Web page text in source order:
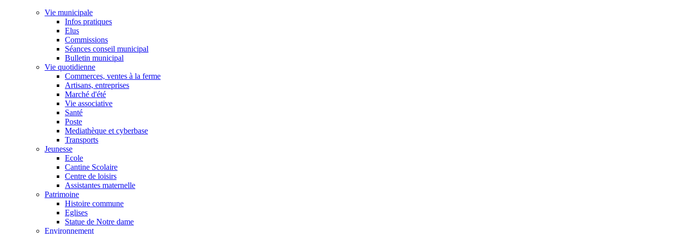
Vie municipale
Infos pratiques
Elus
Commissions
Séances conseil municipal
Bulletin municipal
Vie quotidienne
Commerces, ventes à la ferme
Artisans, entreprises
Marché d'été
Vie associative
Santé
Poste
Mediathèque et cyberbase
Transports
Jeunesse
Ecole
Cantine Scolaire
Centre de loisirs
Assistantes maternelle
Patrimoine
Histoire commune
Eglises
Statue de Notre dame
Environnement